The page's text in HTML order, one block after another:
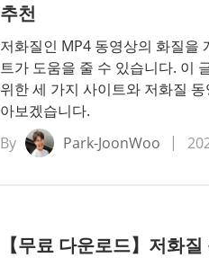
추천
저화질인 MP4 동영상의 화질을
트가 도움을 줄 수 있습니다. 이
위한 세 가지 사이트와 저화질
아보겠습니다.
By
Park-JoonWoo
【무료 다운로드】저화